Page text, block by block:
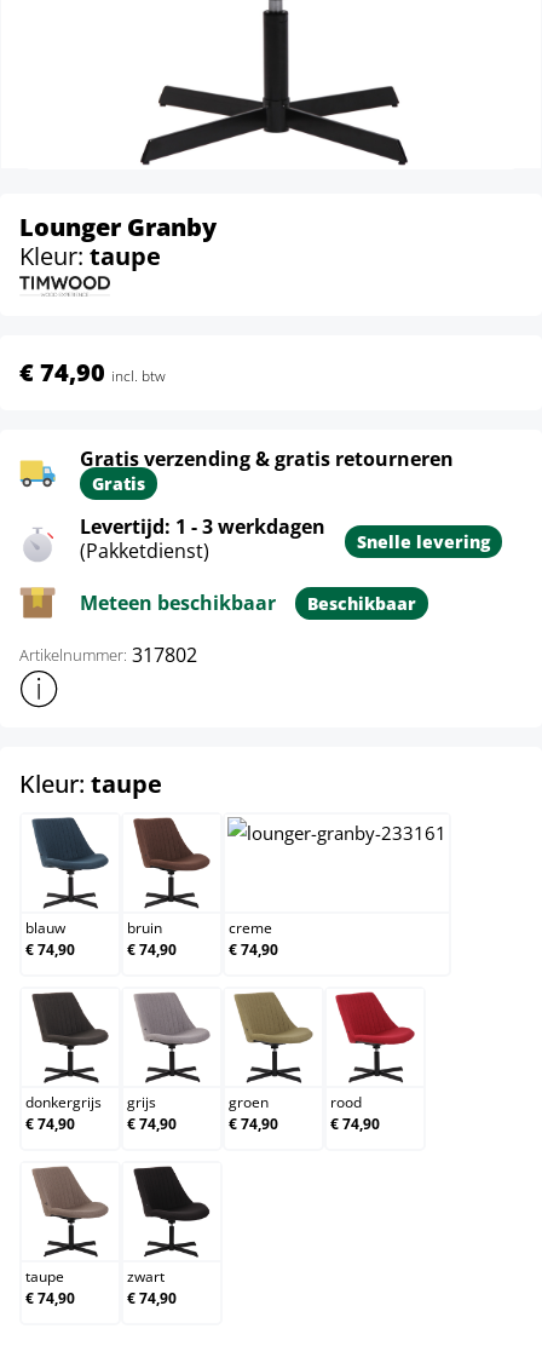
Lounger Granby
Kleur: taupe
€ 74,90 incl. btw
Gratis verzending & gratis retourneren
Gratis
Levertijd: 1 - 3 werkdagen
(Pakketdienst)
Snelle levering
Meteen beschikbaar Beschikbaar
Artikelnummer: 317802
Toon meer productinformatie
Kleur: taupe
blauw
blauw
€ 74,90
bruin
bruin
€ 74,90
creme
€ 74,90
donkergrijs
donkergrijs
€ 74,90
grijs
grijs
€ 74,90
groen
groen
€ 74,90
rood
rood
€ 74,90
taupe
taupe
€ 74,90
zwart
zwart
€ 74,90